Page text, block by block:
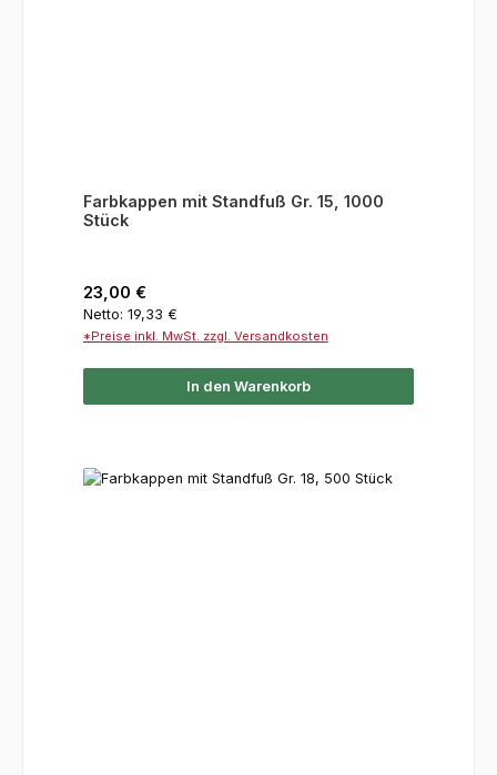
Farbkappen mit Standfuß Gr. 15, 1000
Stück
Regulärer Preis:
23,00 €
Netto: 19,33 €
*Preise inkl. MwSt. zzgl. Versandkosten
In den Warenkorb